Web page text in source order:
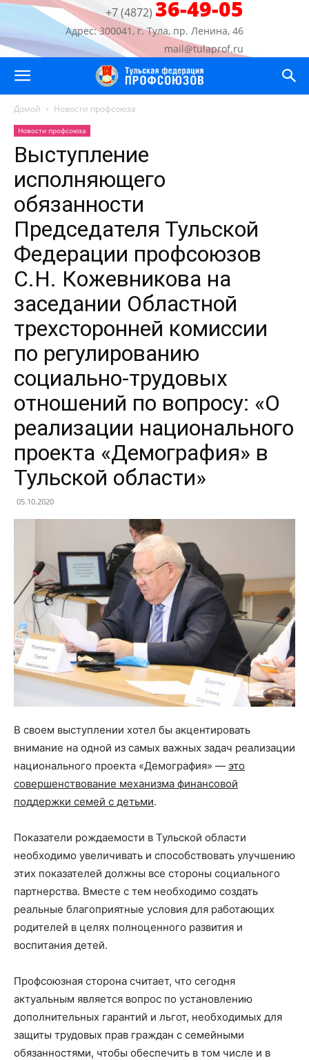
+7 (4872) 36-49-05
Адрес: 300041, г. Тула, пр. Ленина, 46
mail@tulaprof.ru
Домой Новости профсоюза
Новости профсоюза
Выступление
исполняющего
обязанности
Председателя Тульской
Федерации профсоюзов
С.Н. Кожевникова на
заседании Областной
трехсторонней комиссии
по регулированию
социально-трудовых
отношений по вопросу: «О
реализации национального
проекта «Демография» в
Тульской области»
05.10.2020
В своем выступлении хотел бы акцентировать
внимание на одной из самых важных задач реализации
национального проекта «Демография» — это
совершенствование механизма финансовой
поддержки семей с детьми.
Показатели рождаемости в Тульской области
необходимо увеличивать и способствовать улучшению
этих показателей должны все стороны социального
партнерства. Вместе с тем необходимо создать
реальные благоприятные условия для работающих
родителей в целях полноценного развития и
воспитания детей.
Профсоюзная сторона считает, что сегодня
актуальным является вопрос по установлению
дополнительных гарантий и льгот, необходимых для
защиты трудовых прав граждан с семейными
обязанностями, чтобы обеспечить в том числе и в